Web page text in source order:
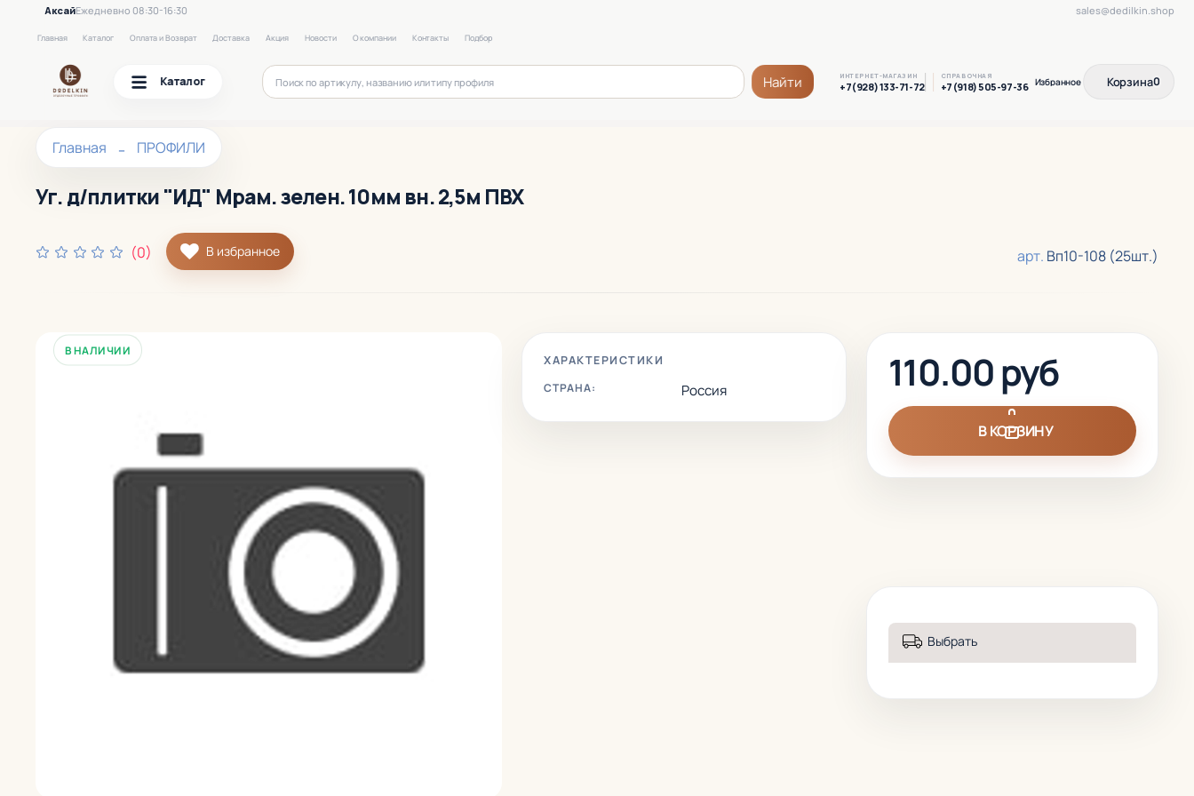
АксайЕжедневно 08:30-16:30
Главная Каталог Оплата и Возврат Доставка Акция Новости О компании Контакты Подбор
sales@dedilkin.shop
Каталог Найти ИНТЕРНЕТ-МАГАЗИН
+7(928) 133-71-72
СПРАВОЧНАЯ
+7(918) 505-97-36 Корзина0
Главная ПРОФИЛИ
Уг. д/плитки "ИД" Мрам. зелен. 10мм вн. 2,5м ПВХ
(0) В избранное арт. Вп10-108 (25шт.)
В НАЛИЧИИ
ХАРАКТЕРИСТИКИ
СТРАНА:
Россия 110.00 руб
В КОРЗИНУ
Выбрать